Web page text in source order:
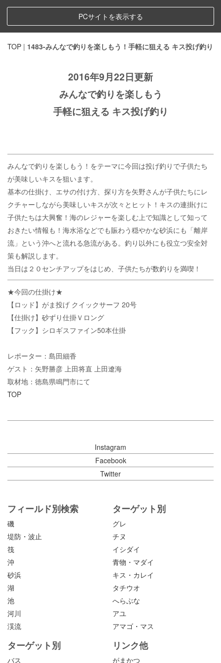
PCサイトを表示する
TOP | 1483-みんなで釣りを楽しもう！手軽に狙える キス投げ釣り
2016年9月22日更新
みんなで釣りを楽しもう
手軽に狙える キス投げ釣り
みんなで釣りを楽しもう！をテーマに今回は投げ釣りで子供たち
が美味しいキスを狙います。
基本の仕掛け、エサの付け方、探り方を矢野さんが子供たちにレ
クチャーしながら美味しいキスが次々とヒット！キスの連掛けに
子供たちは大興奮！海のレジャーを楽しむ上で知識として知って
おきたい情報も！海水浴などでも賑わう穏やかな砂浜にも「離岸
流」という沖へと流れる急流がある。釣り以外にも役立つ安全対
策も解説します。
当日は２０センチアップをはじめ、子供たちが数釣りを満喫！
★今回の仕掛け★
【ロッド】がま投げ クイックサーフ 20号
【仕掛け】砂ずり仕掛Ｖロング
【フック】シロギスファイン50本仕掛
レポーター：島田細香
ゲスト：矢野勝彦 上田将直 上田遼海
取材地：徳島県鳴門市にて
TOP
Instagram
Facebook
Twitter
フィールド別検索
磯
堤防・波止
筏
沖
砂浜
湖
池
河川
渓流
ターゲット別
グレ
チヌ
イシダイ
青物・マダイ
キス・カレイ
タチウオ
へらぶな
アユ
アマゴ・マス
ターゲット別
バス
リンク他
がまかつ